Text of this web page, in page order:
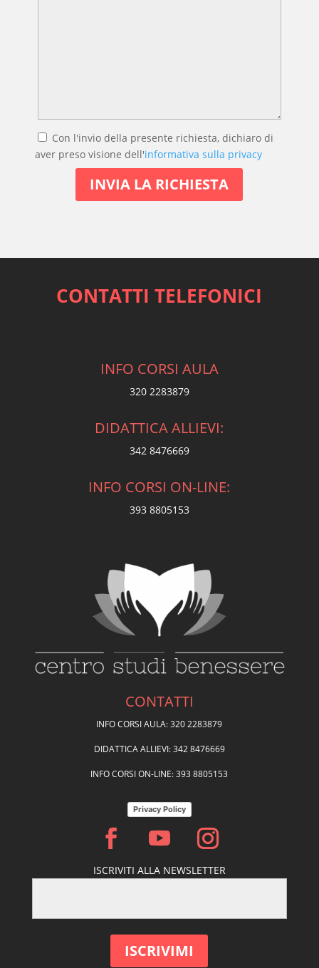
Con l'invio della presente richiesta, dichiaro di
aver preso visione dell'informativa sulla privacy
CONTATTI TELEFONICI
INFO CORSI AULA
320 2283879
DIDATTICA ALLIEVI:
342 8476669
INFO CORSI ON-LINE:
393 8805153
CONTATTI
INFO CORSI AULA: 320 2283879
DIDATTICA ALLIEVI: 342 8476669
INFO CORSI ON-LINE: 393 8805153
Privacy Policy
ISCRIVITI ALLA NEWSLETTER